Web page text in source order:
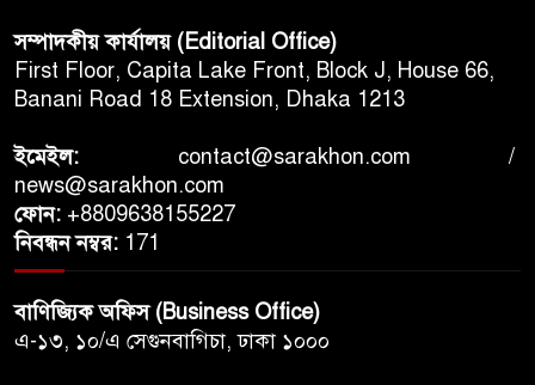
যুক্তরাষ্ট্রের বিমানবন্দরে অভিবাসন
অভিযান ঘিরে উত্তেজনা, আইসিইর
পদক্ষেপে আপত্তি বিমান সংস্থাগুলোর
শেখ হাসিনাকে ভারত এই সুযোগ
পরিকল্পনার ‘জুয়া’ কেন খেলছেন
শেখ হাসিনা
সম্পাদকীয় কার্যালয় (Editorial Office)
First Floor, Capita Lake Front, Block J, House 66,
Banani Road 18 Extension, Dhaka 1213
ইমেইল: contact@sarakhon.com /
news@sarakhon.com
ফোন: +8809638155227
নিবন্ধন নম্বর: 171
বাণিজ্যিক অফিস (Business Office)
এ-১৩, ১০/এ সেগুনবাগিচা, ঢাকা ১০০০